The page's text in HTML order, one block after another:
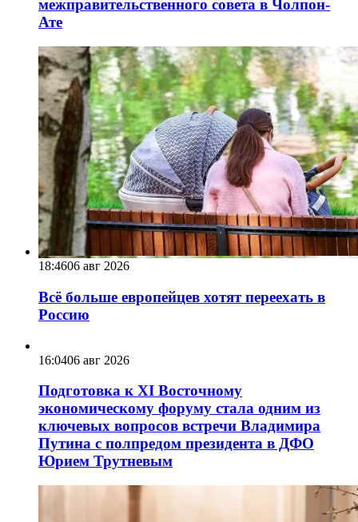
межправительственного совета в Чолпон-
Ате
18:4606 авг 2026
Всё больше европейцев хотят переехать в
Россию
16:0406 авг 2026
Подготовка к XI Восточному
экономическому форуму стала одним из
ключевых вопросов встречи Владимира
Путина с полпредом президента в ДФО
Юрием Трутневым